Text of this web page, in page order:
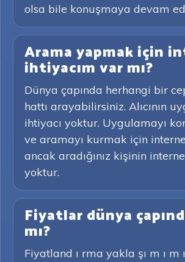
olsa bile konuşmaya devam
Arama yapmak için
ihtiyacım var mı?
Dünya çapında herhangi bir
hattı arayabilirsiniz. Alıcının
ihtiyacı yoktur. Uygulamayı
ve aramayı kurmak için
ancak aradığınız kişinin
yoktur.
Fiyatlar dünya
mı?
Fiyatland ı rma yakla şı m ı m